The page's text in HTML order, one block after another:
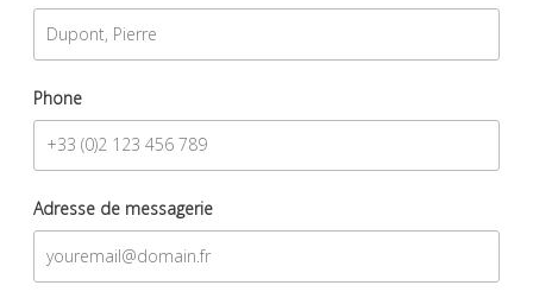
Phone
Adresse de messagerie